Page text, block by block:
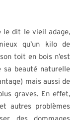
le dit le vieil adage,
qu’un kilo de
toit en bois n’est
sa beauté naturelle
mais aussi de
graves. En effet,
autres problèmes